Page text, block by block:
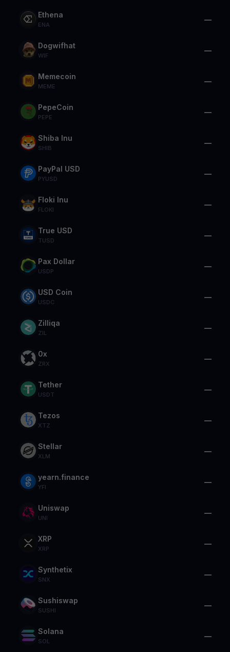
Ethena
ENA
—
Dogwifhat
WIF
—
Memecoin
MEME
—
PepeCoin
PEPE
—
Shiba Inu
SHIB
—
PayPal USD
PYUSD
—
Floki Inu
FLOKI
—
True USD
TUSD
—
Pax Dollar
USDP
—
USD Coin
USDC
—
Zilliqa
ZIL
—
0x
ZRX
—
Tether
USDT
—
Tezos
XTZ
—
Stellar
XLM
—
yearn.finance
YFI
—
Uniswap
UNI
—
XRP
XRP
—
Synthetix
SNX
—
Sushiswap
SUSHI
—
Solana
SOL
—